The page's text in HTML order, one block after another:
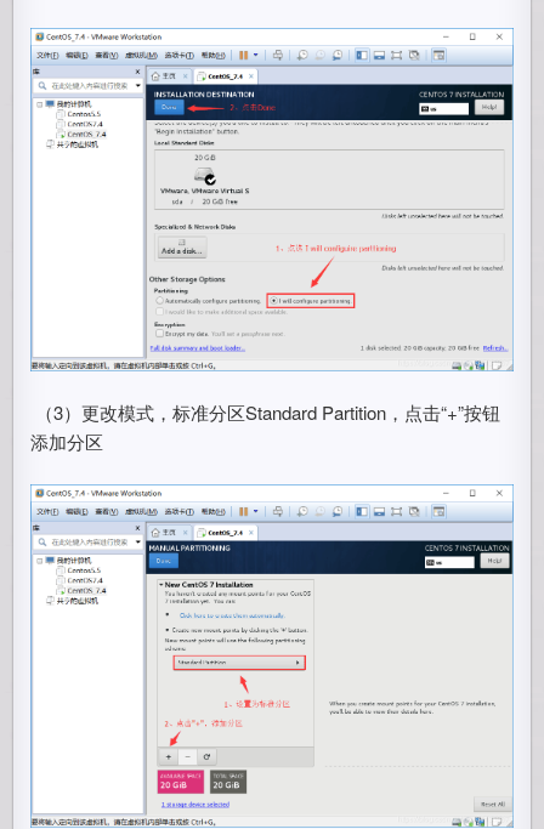
​ （3）更改模式，标准分区Standard Partition，点击“+”按钮
添加分区